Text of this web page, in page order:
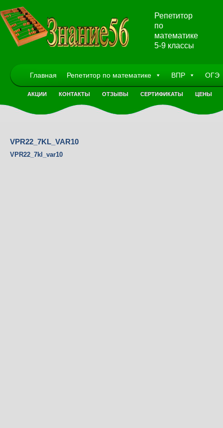
Репетитор
по
математике
5-9 классы
Главная Репетитор по математике ВПР ОГЭ
АКЦИИ КОНТАКТЫ ОТЗЫВЫ СЕРТИФИКАТЫ ЦЕНЫ
VPR22_7KL_VAR10
VPR22_7kl_var10